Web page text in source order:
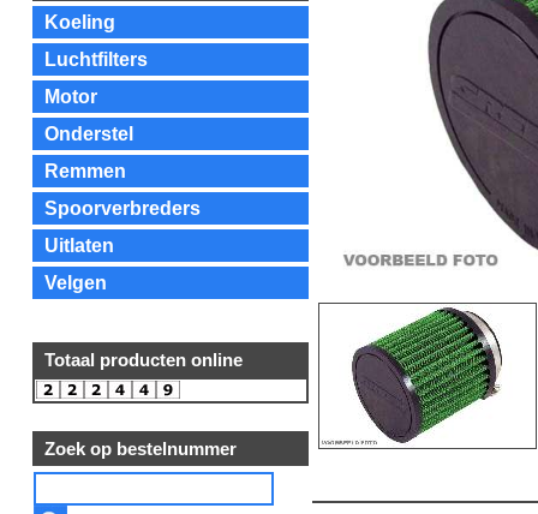
Koeling
Luchtfilters
Motor
Onderstel
Remmen
Spoorverbreders
Uitlaten
Velgen
Totaal producten online
Zoek op bestelnummer